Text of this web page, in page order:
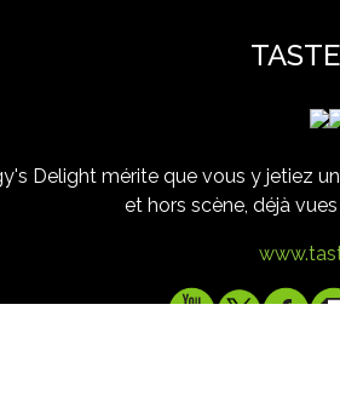
Delight mérite que vous y jetiez
et hors scène, déjà